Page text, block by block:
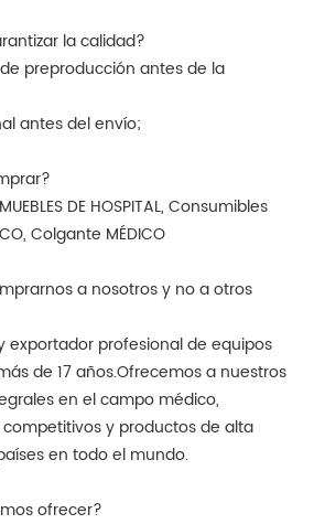
la calidad?
preproducción antes de la
antes del envío;
DE HOSPITAL, Consumibles
Colgante MÉDICO
a nosotros y no a otros
exportador profesional de equipos
de 17 años.Ofrecemos a nuestros
en el campo médico,
y productos de alta
en todo el mundo.
ofrecer?